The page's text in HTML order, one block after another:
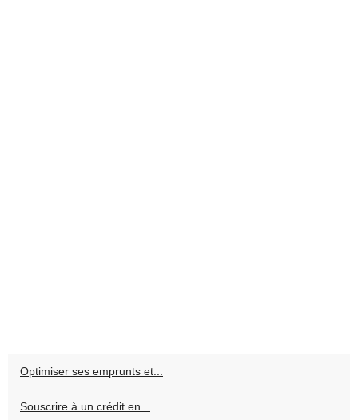
Optimiser ses emprunts et...
Souscrire à un crédit en...